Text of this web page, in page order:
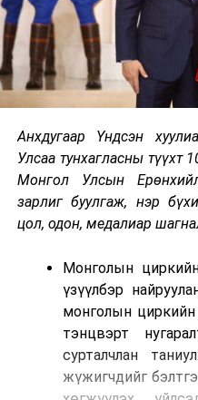
Анхдугаар Үндсэн
Улсаа тунхагласны түүхт
Монгол Улсын
зарлиг буулгаж, нэр
цол, одон, медалиар
Монголын
үзүүлбэр
монголын циркийн
тэнцвэрт
сурталчлан
жүжигчдийг